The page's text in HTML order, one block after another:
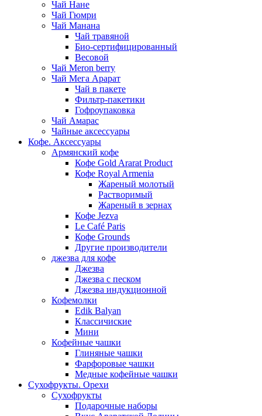
Чай Нане
Чай Гюмри
Чай Манана
Чай травяной
Био-сертифицированный
Весовой
Чай Meron berry
Чай Мега Арарат
Чай в пакете
Фильтр-пакетики
Гофроупаковка
Чай Амарас
Чайные аксессуары
Кофе. Аксессуары
Армянский кофе
Кофе Gold Ararat Product
Кофе Royal Armenia
Жареный молотый
Растворимый
Жареный в зернах
Кофе Jezva
Le Café Paris
Кофе Grounds
Другие производители
джезва для кофе
Джезва
Джезва с песком
Джезва индукционной
Кофемолки
Edik Balyan
Классичиские
Мини
Кофейные чашки
Глиняные чашки
Фарфоровые чашки
Медные кофейные чашки
Сухофрукты. Орехи
Сухофрукты
Подарочные наборы